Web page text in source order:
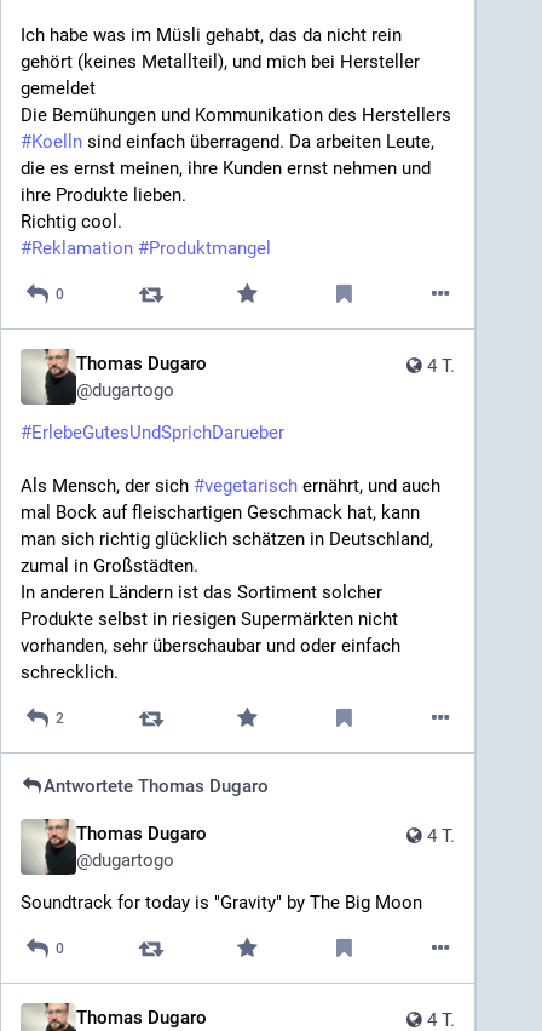
Ich habe was im Müsli gehabt, das da nicht rein
gehört (keines Metallteil), und mich bei Hersteller
gemeldet
#Koelln sind einfach überragend. Da arbeiten Leute,
die es ernst meinen, ihre Kunden ernst nehmen und
ihre Produkte lieben.
Richtig cool.
#Reklamation #Produktmangel
0
4 T.
Thomas Dugaro
@dugartogo
#ErlebeGutesUndSprichDarueber
Als Mensch, der sich #vegetarisch ernährt, und auch
mal Bock auf fleischartigen Geschmack hat, kann
man sich richtig glücklich schätzen in Deutschland,
zumal in Großstädten.
In anderen Ländern ist das Sortiment solcher
Produkte selbst in riesigen Supermärkten nicht
vorhanden, sehr überschaubar und oder einfach
schrecklich.
2
AntworteteThomas Dugaro
4 T.
Thomas Dugaro
@dugartogo
Soundtrack for today is "Gravity" by The Big Moon
0
4 T.
Thomas Dugaro